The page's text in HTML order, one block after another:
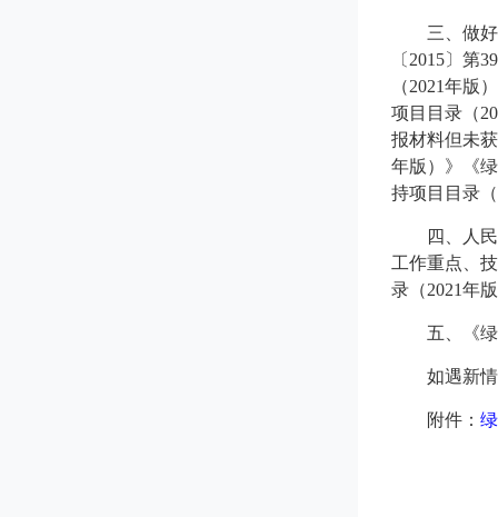
三、做
〔2015〕第
（2021年版
项目目录（
报材料但未
年版）》《
持项目目录
四、人
工作重点、
录（2021年
五、《
如遇新
附件：